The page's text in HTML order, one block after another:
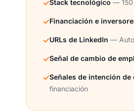
✓Stack tecnológico —
✓Financiación e
✓URLs de LinkedIn —
✓Señal de cambio de
✓Señales de intención de
financiación